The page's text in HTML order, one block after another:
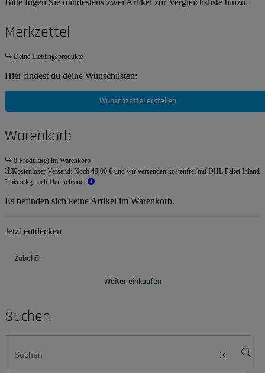
Bitte fügen Sie mindestens zwei Artikel zur Vergleichsliste hinzu.
Merkzettel
Deine Lieblingsprodukte
Hier findest du deine Wunschlisten:
Wunschzettel erstellen
Warenkorb
0 Produkt(e) im Warenkorb
Kostenloser Versand: Noch 49,00 € und wir versenden kostenfrei mit DHL Paket Inland
1 bis 5 kg nach Deutschland.
Es befinden sich keine Artikel im Warenkorb.
Jetzt entdecken
Zubehör
Weiter einkaufen
Suchen